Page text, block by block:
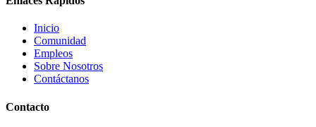
Inicio
Comunidad
Empleos
Sobre Nosotros
Contáctanos
Contacto